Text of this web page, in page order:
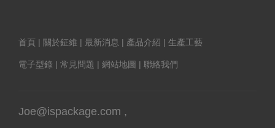
Joe@ispackage.com ,
首頁 | 關於鉦維 | 最新消息 | 產品介紹 | 生產工藝
電子型錄 | 常見問題 | 網站地圖 | 聯絡我們